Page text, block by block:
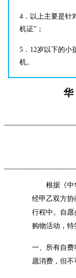
4．以上主要是针
机证”；
5．12岁以下的小
机。
华
根据《中
经甲乙双方协
行程中。自愿
购物活动，特
一、 所有自费
愿消费，但不